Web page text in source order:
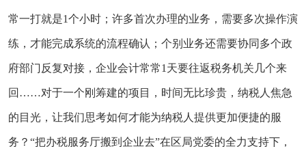
常一打就是1个小时；许多首次办理的业务，需要多次操作演
练，才能完成系统的流程确认；个别业务还需要协同多个政
府部门反复对接，企业会计常常1天要往返税务机关几个来
回……对于一个刚筹建的项目，时间无比珍贵，纳税人焦急
的目光，让我们思考如何才能为纳税人提供更加便捷的服
务？“把办税服务厅搬到企业去”在区局党委的全力支持下，